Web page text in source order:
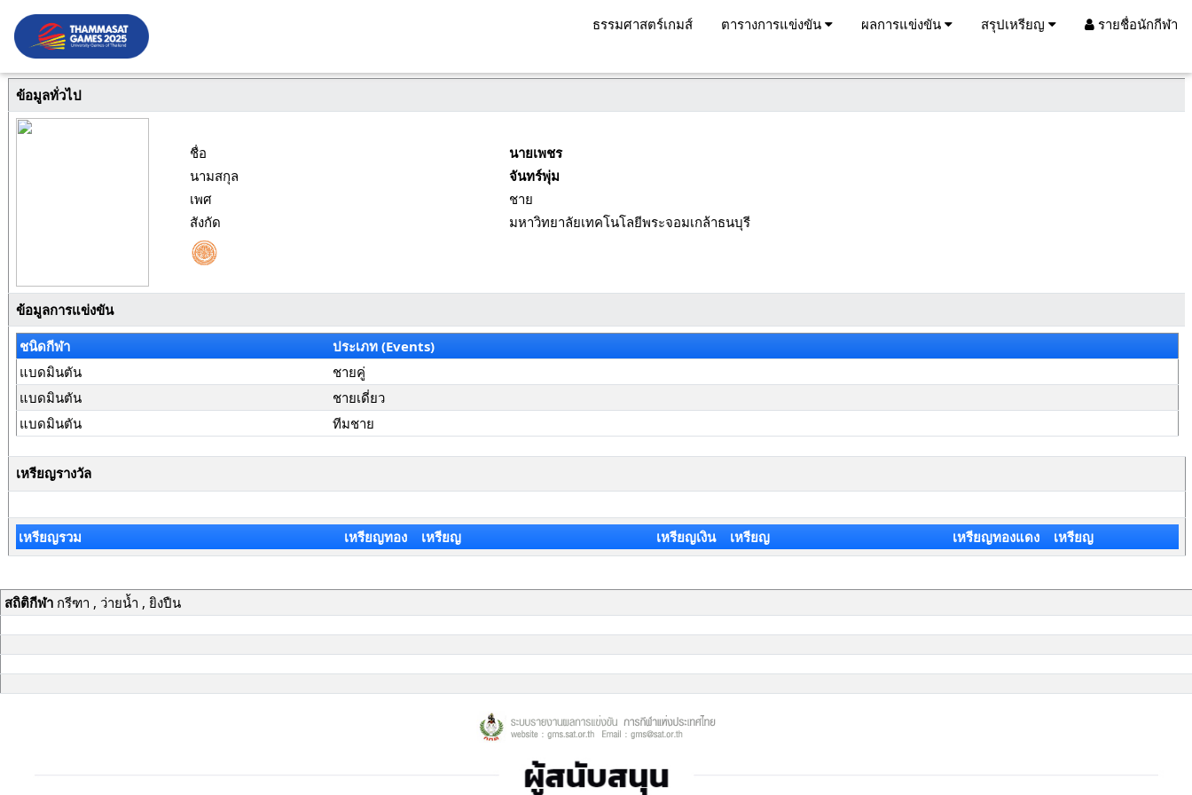
ธรรมศาสตร์เกมส์ ตารางการแข่งขัน ผลการแข่งขัน สรุปเหรียญ รายชื่อนักกีฬา
ข้อมูลทั่วไป
ชื่อ
นายเพชร
นามสกุล
จันทร์พุ่ม
เพศ
ชาย
สังกัด
มหาวิทยาลัยเทคโนโลยีพระจอมเกล้าธนบุรี
ข้อมูลการแข่งขัน
ชนิดกีฬา
ประเภท (Events)
แบดมินตัน
ชายคู่
แบดมินตัน
ชายเดี่ยว
แบดมินตัน
ทีมชาย
เหรียญรางวัล
เหรียญรวม เหรียญทอง เหรียญ เหรียญเงิน เหรียญ เหรียญทองแดง เหรียญ
สถิติกีฬากรีฑา , ว่ายน้ำ , ยิงปืน